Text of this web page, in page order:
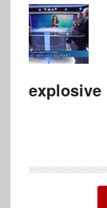
explosive